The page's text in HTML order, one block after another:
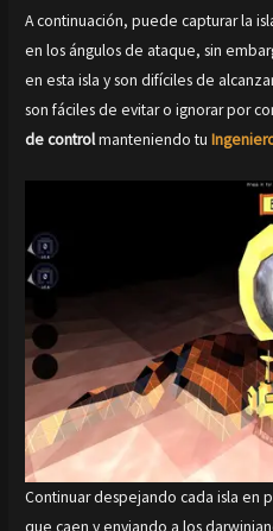
A continuación, puede capturar la
en los ángulos de ataque, sin
en esta isla y son difíciles de
son fáciles de evitar o ignorar por
de controlmanteniendo tu
Continuar despejando cada isla en